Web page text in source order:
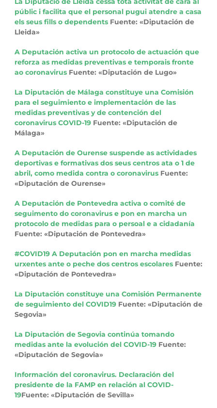
públic i facilita que el personal pugui atendre a casa
els seus fills o dependents Fuente: «Diputación de
Lleida»
A Deputación activa un protocolo de actuación que
reforza as medidas preventivas e temporais fronte
ao coronavirus Fuente: «Diputación de Lugo»
La Diputación de Málaga constituye una Comisión
para el seguimiento e implementación de las
medidas preventivas y de contención del
coronavirus COVID-19 Fuente: «Diputación de
Málaga»
A Deputación de Ourense suspende as actividades
deportivas e formativas dos seus centros ata o 1 de
abril, como medida contra o coronavirus Fuente:
«Diputación de Ourense»
A Deputación de Pontevedra activa o comité de
seguimento do coronavirus e pon en marcha un
protocolo de medidas para o persoal e a cidadanía
Fuente: «Diputación de Pontevedra»
#COVID19 A Deputación pon en marcha medidas
urxentes ante o peche dos centros escolares Fuente:
«Diputación de Pontevedra»
La Diputación constituye una Comisión Permanente
de seguimiento del COVID19 Fuente: «Diputación de
Segovia»
La Diputación de Segovia continúa tomando
medidas ante la evolución del COVID-19 Fuente:
«Diputación de Segovia»
Información del coronavirus. Declaración del
presidente de la FAMP en relación al COVID-
19Fuente: «Diputación de Sevilla»